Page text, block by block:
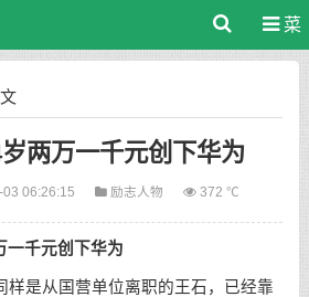
菜
两万一千元创下华为
06:26:15 励志人物 372 ℃
一千元创下华为
是从国营单位离职的王石，已经靠